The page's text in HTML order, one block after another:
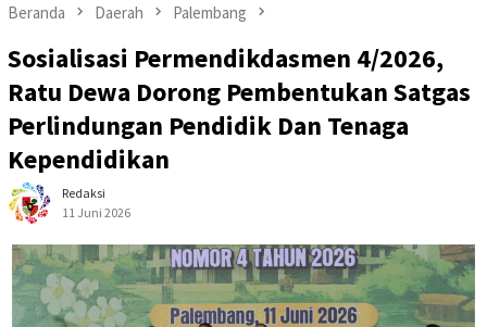
Beranda Daerah Palembang
Sosialisasi Permendikdasmen 4/2026,
Ratu Dewa Dorong Pembentukan Satgas
Perlindungan Pendidik Dan Tenaga
Kependidikan
Redaksi
11 Juni 2026